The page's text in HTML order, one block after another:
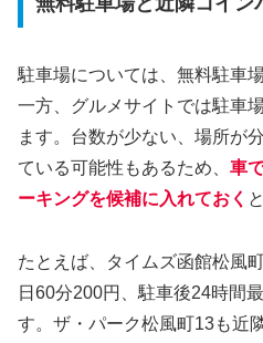
駐車場については、無料駐車
一方、グルメサイトでは駐車
ます。台数が少ない、場所が
ている可能性もあるため、 車
ーキングを候補に入れておく
たとえば、タイムズ函館松風
日60分200円、駐車後24時間
す。ザ・パーク松風町13も近